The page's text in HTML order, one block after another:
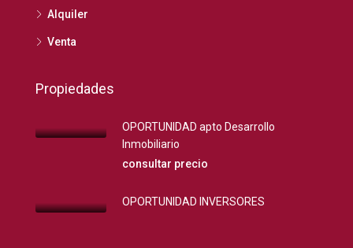
Alquiler
Venta
Propiedades
OPORTUNIDAD apto Desarrollo
Inmobiliario
consultar precio
OPORTUNIDAD INVERSORES